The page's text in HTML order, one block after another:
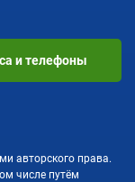
авторского права.
числе путём
и телефоны